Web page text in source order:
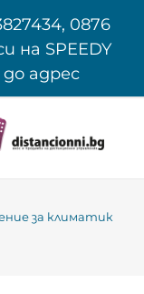
0876
на SPEEDY
адрес
за климатик